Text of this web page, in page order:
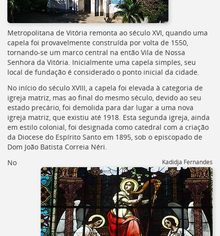
Metropolitana de Vitória remonta ao século XVI, quando uma
capela foi provavelmente construída por volta de 1550,
tornando-se um marco central na então Vila de Nossa
Senhora da Vitória. Inicialmente uma capela simples, seu
local de fundação é considerado o ponto inicial da cidade.
No início do século XVIII, a capela foi elevada à categoria de
igreja matriz, mas ao final do mesmo século, devido ao seu
estado precário, foi demolida para dar lugar a uma nova
igreja matriz, que existiu até 1918. Esta segunda igreja, ainda
em estilo colonial, foi designada como catedral com a criação
da Diocese do Espírito Santo em 1895, sob o episcopado de
Dom João Batista Correia Néri.
Kadidja Fernandes
No